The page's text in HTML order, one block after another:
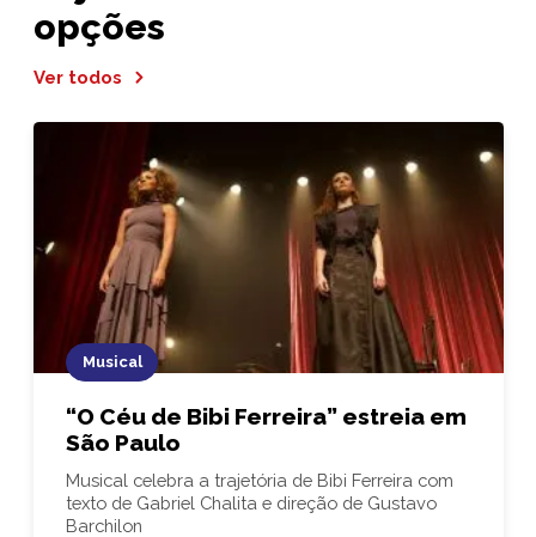
opções
Ver todos
Musical
“O Céu de Bibi Ferreira” estreia em
São Paulo
Musical celebra a trajetória de Bibi Ferreira com
texto de Gabriel Chalita e direção de Gustavo
Barchilon